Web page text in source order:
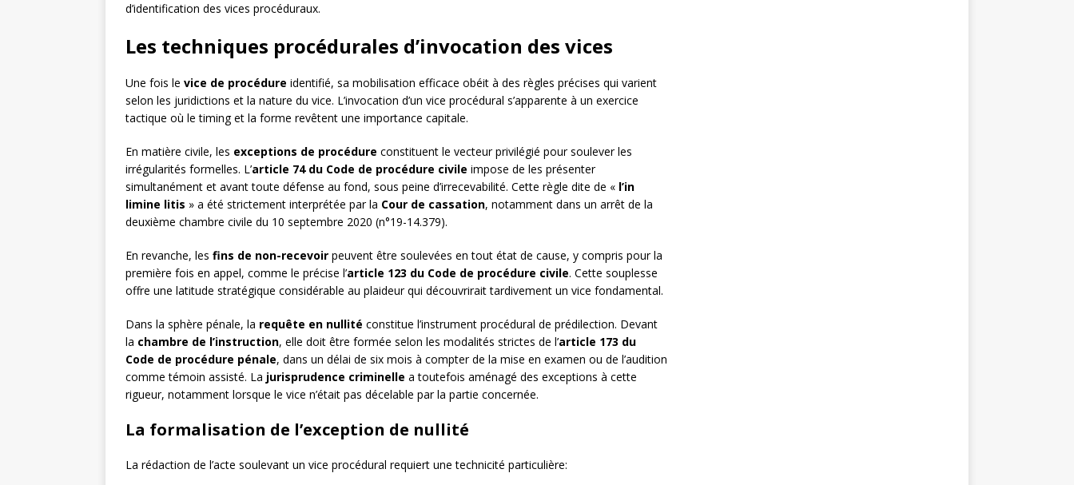
d’identification des vices procéduraux.
Les techniques procédurales d’invocation des vices
Une fois le vice de procédure identifié, sa mobilisation efficace obéit à des règles précises qui varient
selon les juridictions et la nature du vice. L’invocation d’un vice procédural s’apparente à un exercice
tactique où le timing et la forme revêtent une importance capitale.
En matière civile, les exceptions de procédure constituent le vecteur privilégié pour soulever les
irrégularités formelles. L’article 74 du Code de procédure civile impose de les présenter
simultanément et avant toute défense au fond, sous peine d’irrecevabilité. Cette règle dite de « l’in
limine litis » a été strictement interprétée par la Cour de cassation, notamment dans un arrêt de la
deuxième chambre civile du 10 septembre 2020 (n°19-14.379).
En revanche, les fins de non-recevoir peuvent être soulevées en tout état de cause, y compris pour la
première fois en appel, comme le précise l’article 123 du Code de procédure civile. Cette souplesse
offre une latitude stratégique considérable au plaideur qui découvrirait tardivement un vice fondamental.
Dans la sphère pénale, la requête en nullité constitue l’instrument procédural de prédilection. Devant
la chambre de l’instruction, elle doit être formée selon les modalités strictes de l’article 173 du
Code de procédure pénale, dans un délai de six mois à compter de la mise en examen ou de l’audition
comme témoin assisté. La jurisprudence criminelle a toutefois aménagé des exceptions à cette
rigueur, notamment lorsque le vice n’était pas décelable par la partie concernée.
La formalisation de l’exception de nullité
La rédaction de l’acte soulevant un vice procédural requiert une technicité particulière: